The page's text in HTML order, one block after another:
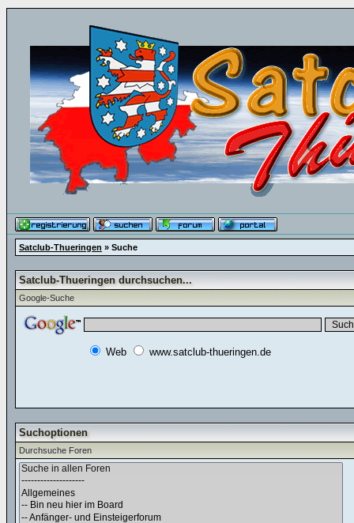
Satclub-Thueringen » Suche
Satclub-Thueringen durchsuchen...
Google-Suche
Web www.satclub-thueringen.de
Suchoptionen
Durchsuche Foren